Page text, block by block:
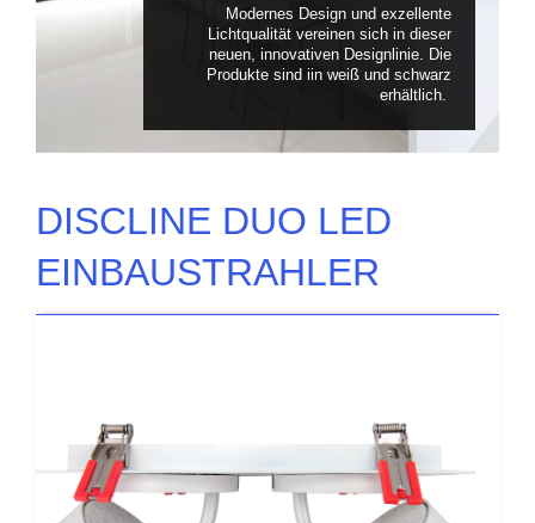
Modernes Design und exzellente
Lichtqualität vereinen sich in dieser
neuen, innovativen Designlinie. Die
Produkte sind iin weiß und schwarz
erhältlich.
DISCLINE DUO LED
EINBAUSTRAHLER